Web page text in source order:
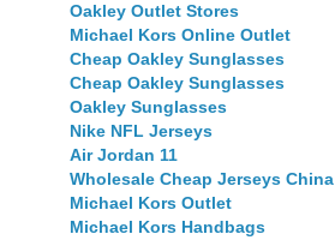
Oakley Outlet Stores
Michael Kors Online Outlet
Cheap Oakley Sunglasses
Cheap Oakley Sunglasses
Oakley Sunglasses
Nike NFL Jerseys
Air Jordan 11
Wholesale Cheap Jerseys China
Michael Kors Outlet
Michael Kors Handbags